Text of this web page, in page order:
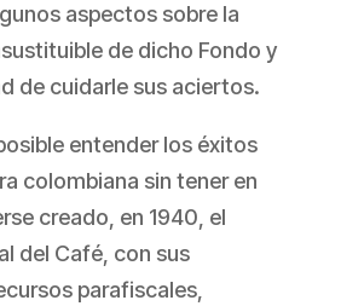
aspectos sobre la
de dicho Fondo y
de cuidarle sus aciertos.
entender los éxitos
colombiana sin tener en
creado, en 1940, el
del Café, con sus
parafiscales,